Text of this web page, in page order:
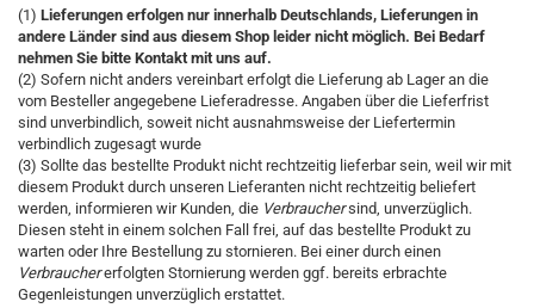
(1) Lieferungen erfolgen nur innerhalb Deutschlands, Lieferungen in
andere Länder sind aus diesem Shop leider nicht möglich. Bei Bedarf
nehmen Sie bitte Kontakt mit uns auf.
(2) Sofern nicht anders vereinbart erfolgt die Lieferung ab Lager an die
vom Besteller angegebene Lieferadresse. Angaben über die Lieferfrist
sind unverbindlich, soweit nicht ausnahmsweise der Liefertermin
verbindlich zugesagt wurde
(3) Sollte das bestellte Produkt nicht rechtzeitig lieferbar sein, weil wir mit
diesem Produkt durch unseren Lieferanten nicht rechtzeitig beliefert
werden, informieren wir Kunden, die Verbrauchersind, unverzüglich.
Diesen steht in einem solchen Fall frei, auf das bestellte Produkt zu
warten oder Ihre Bestellung zu stornieren. Bei einer durch einen
Verbrauchererfolgten Stornierung werden ggf. bereits erbrachte
Gegenleistungen unverzüglich erstattet.